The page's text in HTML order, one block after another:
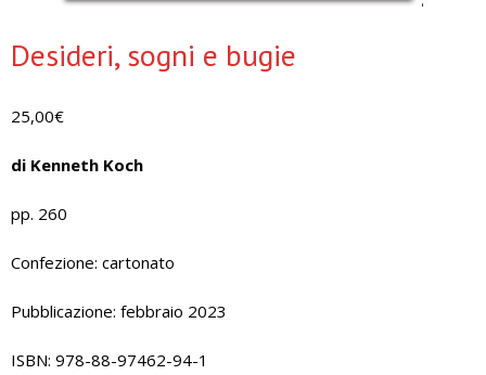
Desideri, sogni e bugie
25,00€
di Kenneth Koch
pp. 260
Confezione: cartonato
Pubblicazione: febbraio 2023
ISBN: 978-88-97462-94-1